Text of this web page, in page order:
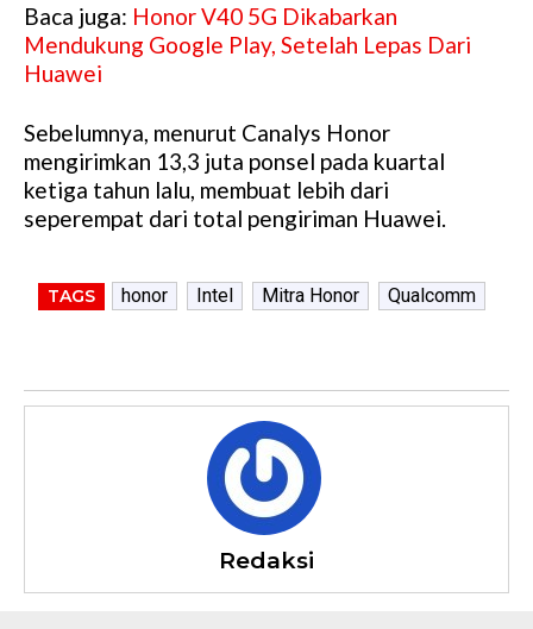
Baca juga: Honor V40 5G Dikabarkan
Mendukung Google Play, Setelah Lepas Dari
Huawei
Sebelumnya, menurut Canalys Honor
mengirimkan 13,3 juta ponsel pada kuartal
ketiga tahun lalu, membuat lebih dari
seperempat dari total pengiriman Huawei.
TAGS honor Intel Mitra Honor Qualcomm
Redaksi